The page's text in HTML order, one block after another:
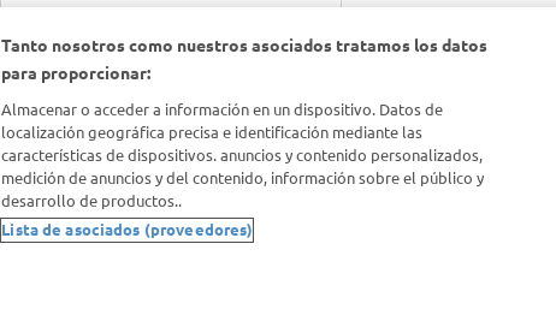
Gift cards empresariales
Tanto nosotros como nuestros asociados tratamos los datos
para proporcionar:
Almacenar o acceder a información en un dispositivo. Datos de
localización geográfica precisa e identificación mediante las
características de dispositivos. anuncios y contenido personalizados,
medición de anuncios y del contenido, información sobre el público y
desarrollo de productos..
Lista de asociados (proveedores)